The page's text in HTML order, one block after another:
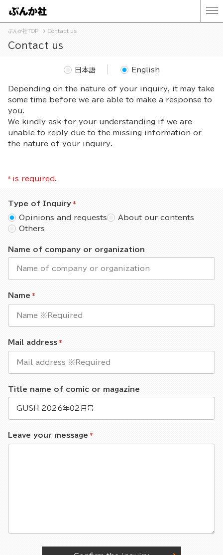
ぶんか社TOP Contact us
Contact us
Depending on the nature of your inquiry, it may take
some time before we are able to make a response to
you.
We kindly ask for your understanding if we are
unable to reply due to the missing information or
the nature of your inquiry.
日本語 English
* is required.
Type of Inquiry
Opinions and requests
About our contents
Others
Name of company or organization
Name
Mail address
Title name of comic or magazine
Leave your message